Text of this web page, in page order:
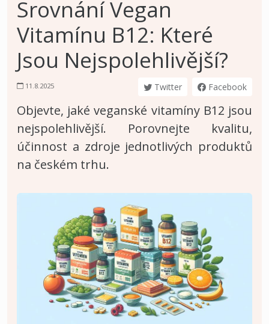
Srovnání Vegan
Vitamínu B12: Které
Jsou Nejspolehlivější?
11.8.2025 Twitter Facebook
Objevte, jaké veganské vitamíny B12 jsou
nejspolehlivější. Porovnejte kvalitu,
účinnost a zdroje jednotlivých produktů
na českém trhu.